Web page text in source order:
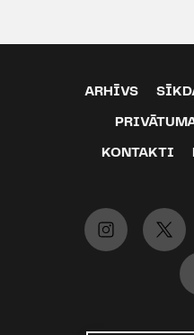
ARHĪVS
KONTAKTI